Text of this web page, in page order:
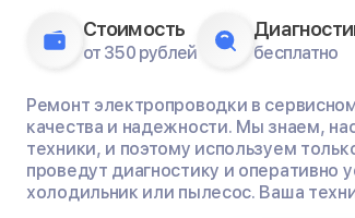
Стоимость
от 350 рублей бесплатно
Ремонт электропроводки в
качества и надежности. Мы знаем,
техники, и поэтому используем
проведут диагностику и оперативно
холодильник или пылесос. Ваша